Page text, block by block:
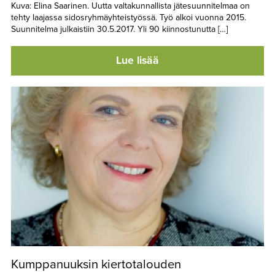
Kuva: Elina Saarinen. Uutta valtakunnallista jätesuunnitelmaa on
tehty laajassa sidosryhmäyhteistyössä. Työ alkoi vuonna 2015.
Suunnitelma julkaistiin 30.5.2017. Yli 90 kiinnostunutta […]
Lue lisää
Kumppanuuksin kiertotalouden